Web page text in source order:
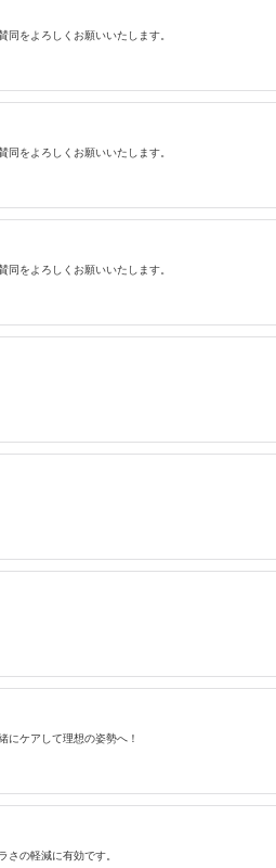
をよろしくお願いいたします。
をよろしくお願いいたします。
をよろしくお願いいたします。
にケアして理想の姿勢へ！
の軽減に有効です。